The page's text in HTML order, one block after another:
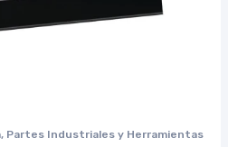
Partes Industriales y Herramientas